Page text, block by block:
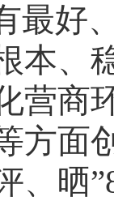
最好
本、
营商
方面
、晒